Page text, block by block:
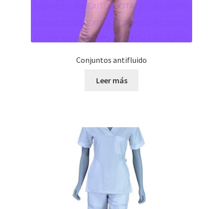
Conjuntos antifluido
Leer más